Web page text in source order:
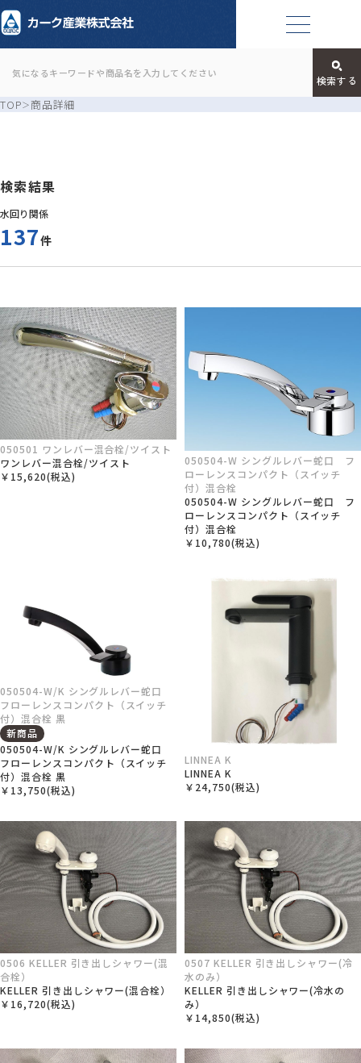
TOP 商品詳細
検索結果
水回り関係
137
050501 ワンレバー混合栓/ツイスト
ワンレバー混合栓/ツイスト
￥15,620(税込)
050504-W シングルレバー蛇口 フ
ローレンスコンパクト（スイッチ
付）混合栓
050504-W シングルレバー蛇口 フ
ローレンスコンパクト（スイッチ
付）混合栓
￥10,780(税込)
050504-W/K シングルレバー蛇口
フローレンスコンパクト（スイッチ
付）混合栓 黒
新商品
050504-W/K シングルレバー蛇口
フローレンスコンパクト（スイッチ
付）混合栓 黒
￥13,750(税込)
LINNEA K
LINNEA K
￥24,750(税込)
0506 KELLER 引き出しシャワー(混
合栓）
KELLER 引き出しシャワー(混合栓）
￥16,720(税込)
0507 KELLER 引き出しシャワー(冷
水のみ）
KELLER 引き出しシャワー(冷水の
み）
￥14,850(税込)